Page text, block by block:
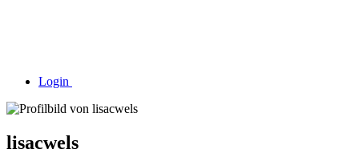
Login
lisacwels